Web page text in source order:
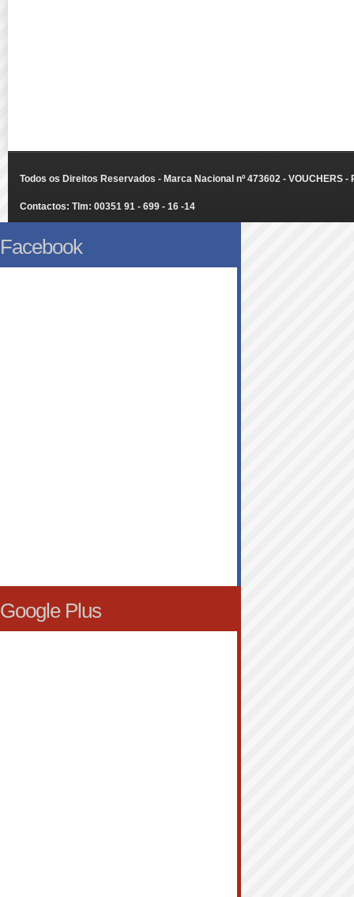
Todos os Direitos Reservados - Marca Nacional nº 473602 - VOUCHERS
Contactos: Tlm: 00351 91 - 699 - 16 -14
Facebook
Google Plus